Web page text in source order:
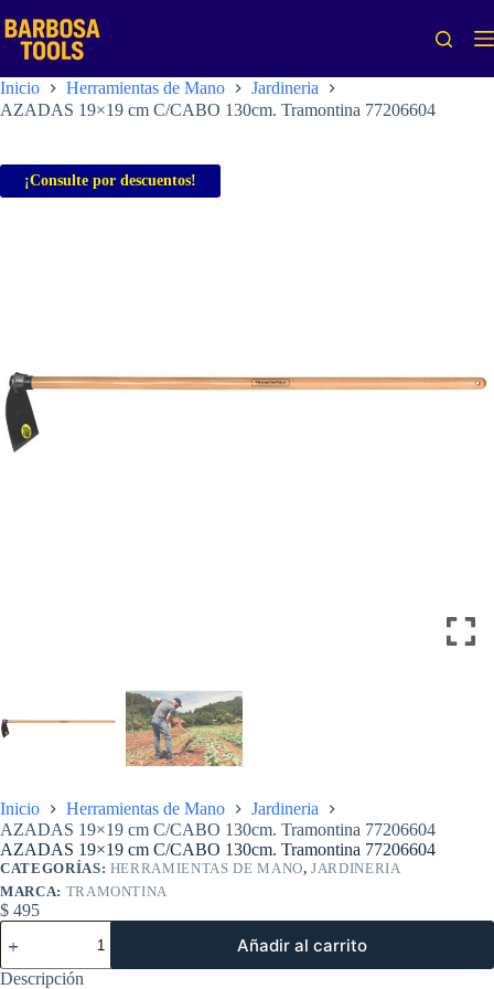
al
contenido
Inicio Herramientas de Mano
Jardineria
AZADAS 19×19 cm C/CABO 130cm. Tramontina 77206604
¡Consulte por descuentos!
Inicio Herramientas de Mano
Jardineria
AZADAS 19×19 cm C/CABO 130cm. Tramontina 77206604
AZADAS 19×19 cm C/CABO 130cm. Tramontina 77206604
CATEGORÍAS: HERRAMIENTAS DE MANO,JARDINERIA
MARCA: TRAMONTINA
$ 495
AZADAS
19x19
cm
C/CABO
Añadir al carrito
Descripción